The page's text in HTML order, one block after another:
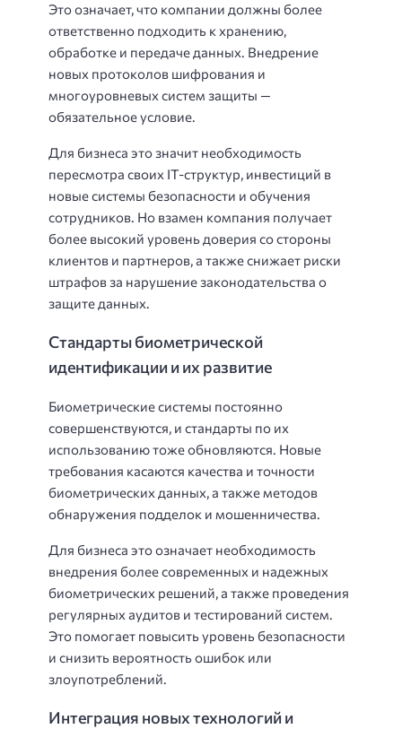
Это означает, что компании должны более
ответственно подходить к хранению,
обработке и передаче данных. Внедрение
новых протоколов шифрования и
многоуровневых систем защиты —
обязательное условие.
Для бизнеса это значит необходимость
пересмотра своих IT-структур, инвестиций в
новые системы безопасности и обучения
сотрудников. Но взамен компания получает
более высокий уровень доверия со стороны
клиентов и партнеров, а также снижает риски
штрафов за нарушение законодательства о
защите данных.
Стандарты биометрической
идентификации и их развитие
Биометрические системы постоянно
совершенствуются, и стандарты по их
использованию тоже обновляются. Новые
требования касаются качества и точности
биометрических данных, а также методов
обнаружения подделок и мошенничества.
Для бизнеса это означает необходимость
внедрения более современных и надежных
биометрических решений, а также проведения
регулярных аудитов и тестирований систем.
Это помогает повысить уровень безопасности
и снизить вероятность ошибок или
злоупотреблений.
Интеграция новых технологий и